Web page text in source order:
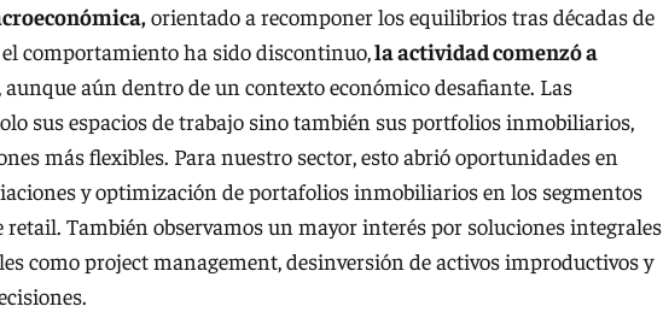
orientado a recomponer los equilibrios tras décadas de
comportamiento ha sido discontinuo,la actividad comenzó a
aunque aún dentro de un contexto económico desafiante. Las
sus espacios de trabajo sino también sus portfolios inmobiliarios,
más flexibles. Para nuestro sector, esto abrió oportunidades en
y optimización de portafolios inmobiliarios en los segmentos
También observamos un mayor interés por soluciones integrales
como project management, desinversión de activos improductivos y